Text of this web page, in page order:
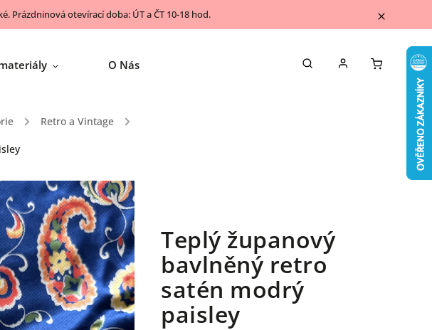
Prázdninová otevírací doba: ÚT a ČT 10-18 hod.
O Nás Kontakty Blog
/ Retro a Vintage /
Teplý županový
bavlněný retro
satén modrý
paisley